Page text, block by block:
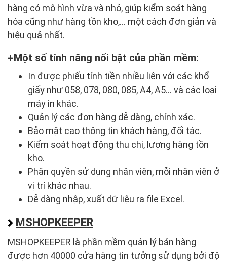
hàng có mô hình vừa và nhỏ, giúp kiểm soát hàng
hóa cũng như hàng tồn kho,... một cách đơn giản và
hiệu quả nhất.
Một số tính năng nổi bật của phần mềm:
In được phiếu tính tiền nhiều liên với các khổ
giấy như 058, 078, 080, 085, A4, A5... và các loại
máy in khác.
Quản lý các đơn hàng dễ dàng, chính xác.
Bảo mật cao thông tin khách hàng, đối tác.
Kiểm soát hoạt động thu chi, lượng hàng tồn
kho.
Phân quyền sử dụng nhân viên, mỗi nhân viên ở
vị trí khác nhau.
Dễ dàng nhập, xuất dữ liệu ra file Excel.
MSHOPKEEPER
MSHOPKEEPER là phần mềm quản lý bán hàng
được hơn 40000 cửa hàng tin tưởng sử dụng bởi độ